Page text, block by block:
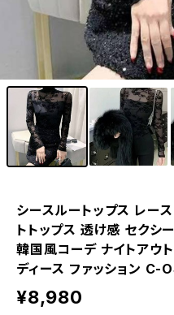
シースルートップス レー
トトップス 透け感 セクシ
韓国風コーデ ナイトアウ
ディース ファッション
¥8,980